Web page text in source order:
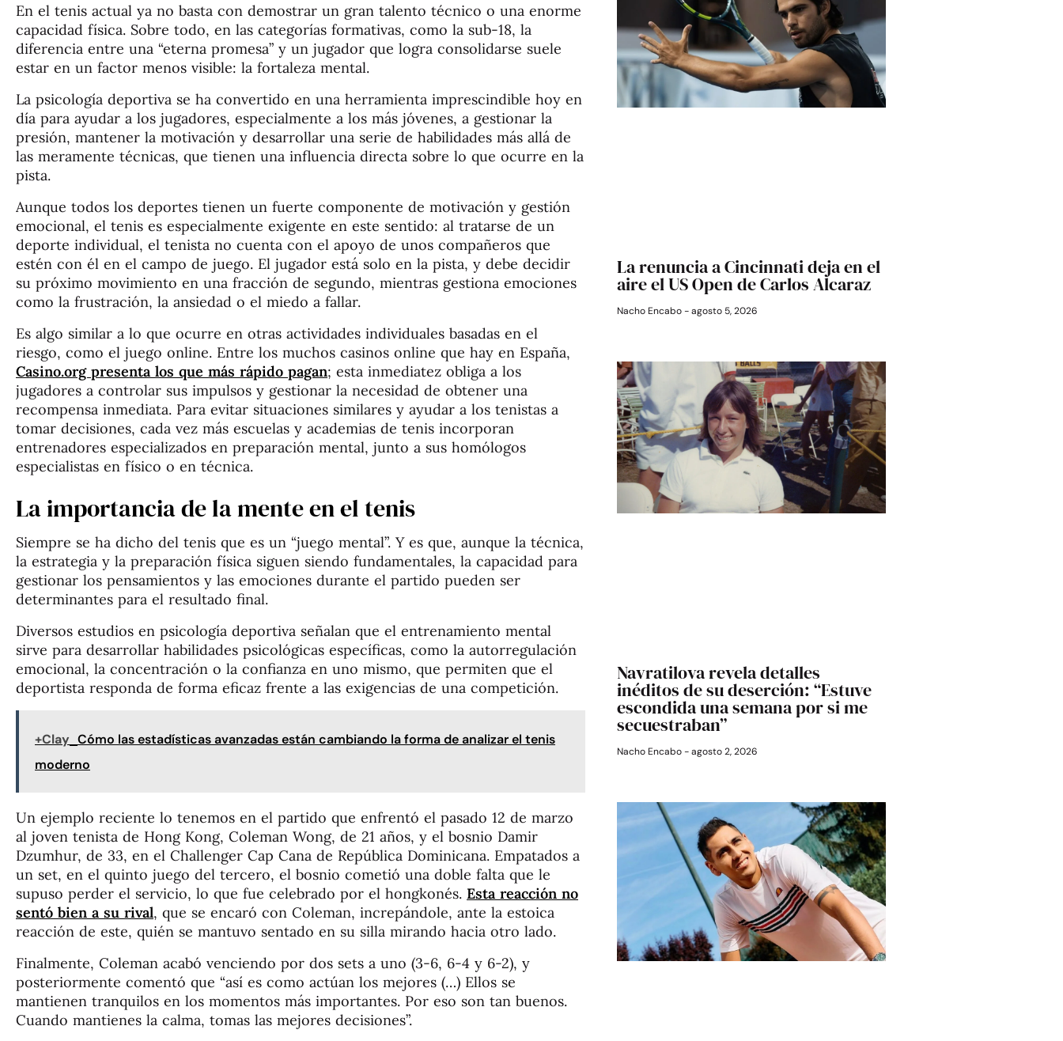
En el tenis actual ya no basta con demostrar un gran talento técnico o una enorme
capacidad física. Sobre todo, en las categorías formativas, como la sub-18, la
diferencia entre una “eterna promesa” y un jugador que logra consolidarse suele
estar en un factor menos visible: la fortaleza mental.
La psicología deportiva se ha convertido en una herramienta imprescindible hoy en
día para ayudar a los jugadores, especialmente a los más jóvenes, a gestionar la
presión, mantener la motivación y desarrollar una serie de habilidades más allá de
las meramente técnicas, que tienen una influencia directa sobre lo que ocurre en la
pista.
Aunque todos los deportes tienen un fuerte componente de motivación y gestión
emocional, el tenis es especialmente exigente en este sentido: al tratarse de un
deporte individual, el tenista no cuenta con el apoyo de unos compañeros que
estén con él en el campo de juego. El jugador está solo en la pista, y debe decidir
su próximo movimiento en una fracción de segundo, mientras gestiona emociones
como la frustración, la ansiedad o el miedo a fallar.
Es algo similar a lo que ocurre en otras actividades individuales basadas en el
riesgo, como el juego online. Entre los muchos casinos online que hay en España,
Casino.org presenta los que más rápido pagan; esta inmediatez obliga a los
jugadores a controlar sus impulsos y gestionar la necesidad de obtener una
recompensa inmediata. Para evitar situaciones similares y ayudar a los tenistas a
tomar decisiones, cada vez más escuelas y academias de tenis incorporan
entrenadores especializados en preparación mental, junto a sus homólogos
especialistas en físico o en técnica.
La importancia de la mente en el tenis
Siempre se ha dicho del tenis que es un “juego mental”. Y es que, aunque la técnica,
la estrategia y la preparación física siguen siendo fundamentales, la capacidad para
gestionar los pensamientos y las emociones durante el partido pueden ser
determinantes para el resultado final.
Diversos estudios en psicología deportiva señalan que el entrenamiento mental
sirve para desarrollar habilidades psicológicas específicas, como la autorregulación
emocional, la concentración o la confianza en uno mismo, que permiten que el
deportista responda de forma eficaz frente a las exigencias de una competición.
+Clay Cómo las estadísticas avanzadas están cambiando la forma de analizar el tenis
moderno
Un ejemplo reciente lo tenemos en el partido que enfrentó el pasado 12 de marzo
al joven tenista de Hong Kong, Coleman Wong, de 21 años, y el bosnio Damir
Dzumhur, de 33, en el Challenger Cap Cana de República Dominicana. Empatados a
un set, en el quinto juego del tercero, el bosnio cometió una doble falta que le
supuso perder el servicio, lo que fue celebrado por el hongkonés. Esta reacción no
sentó bien a su rival, que se encaró con Coleman, increpándole, ante la estoica
reacción de este, quién se mantuvo sentado en su silla mirando hacia otro lado.
Finalmente, Coleman acabó venciendo por dos sets a uno (3-6, 6-4 y 6-2), y
posteriormente comentó que “así es como actúan los mejores (…) Ellos se
mantienen tranquilos en los momentos más importantes. Por eso son tan buenos.
Cuando mantienes la calma, tomas las mejores decisiones”.
La renuncia a Cincinnati deja en el
aire el US Open de Carlos Alcaraz
Nacho Encabo agosto 5, 2026
Navratilova revela detalles
inéditos de su deserción: “Estuve
escondida una semana por si me
secuestraban”
Nacho Encabo agosto 2, 2026